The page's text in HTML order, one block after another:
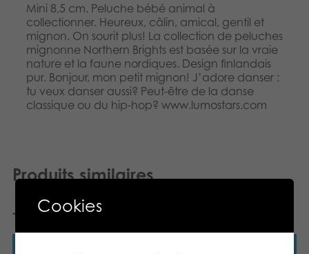
Svenska
Mini 8,5 cm. Peluche bébé animal à
collectionner. Heureux, câlin, amical, gentil et
mignon. On sourit plus! La collection de peluches
mignonne Northern Brights est basée sur la vraie
nature et la faune nordiques. Design finlandais
pur. Bonjour, mon petit mignon! J’adore danser ;
tu veux danser aussi? Peut-être de la danse
classique ou du hip-hop? www.lumostars.com
Produits similaires
Jeu de cartes Lumo Stars
Cookies